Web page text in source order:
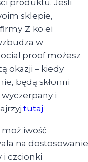
produktu. Jeśli
sklepie,
Z kolei
w
proof możesz
okazji – kiedy
będą skłonni
i
tutaj!
na dostosowanie
i czcionki